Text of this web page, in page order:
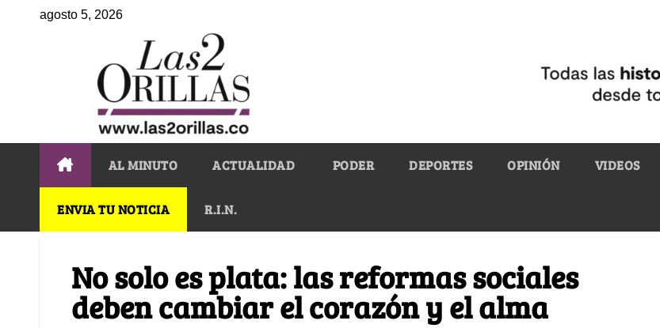
agosto 5, 2026
AL MINUTO ACTUALIDAD PODER DEPORTES OPINIÓN VIDEOS
ENVIA TU NOTICIA R.I.N.
No solo es plata: las reformas sociales
deben cambiar el corazón y el alma